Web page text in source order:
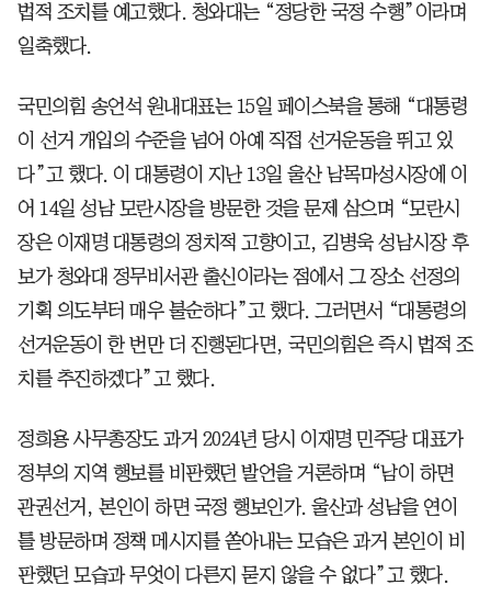
법적 조치를 예고했다. 청와대는 “정당한 국정 수행”이라며
일축했다.
국민의힘 송언석 원내대표는 15일 페이스북을 통해 “대통령
이 선거 개입의 수준을 넘어 아예 직접 선거운동을 뛰고 있
다”고 했다. 이 대통령이 지난 13일 울산 남목마성시장에 이
어 14일 성남 모란시장을 방문한 것을 문제 삼으며 “모란시
장은 이재명 대통령의 정치적 고향이고, 김병욱 성남시장 후
보가 청와대 정무비서관 출신이라는 점에서 그 장소 선정의
기획 의도부터 매우 불순하다”고 했다. 그러면서 “대통령의
선거운동이 한 번만 더 진행된다면, 국민의힘은 즉시 법적 조
치를 추진하겠다”고 했다.
정희용 사무총장도 과거 2024년 당시 이재명 민주당 대표가
정부의 지역 행보를 비판했던 발언을 거론하며 “남이 하면
관권선거, 본인이 하면 국정 행보인가. 울산과 성남을 연이
틀 방문하며 정책 메시지를 쏟아내는 모습은 과거 본인이 비
판했던 모습과 무엇이 다른지 묻지 않을 수 없다”고 했다.